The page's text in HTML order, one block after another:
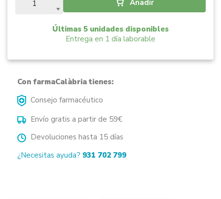
Añadir
Últimas 5 unidades disponibles
Entrega en 1 día laborable
Con farmaCalàbria tienes:
Consejo farmacéutico
Envío gratis a partir de 59€
Devoluciones hasta 15 días
¿Necesitas ayuda? 931 702 799